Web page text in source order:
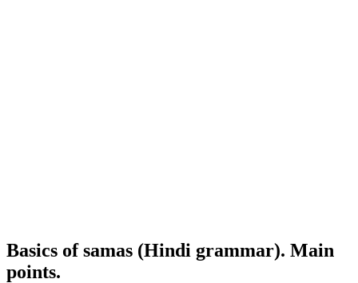
Basics of samas (Hindi grammar). Main
points.